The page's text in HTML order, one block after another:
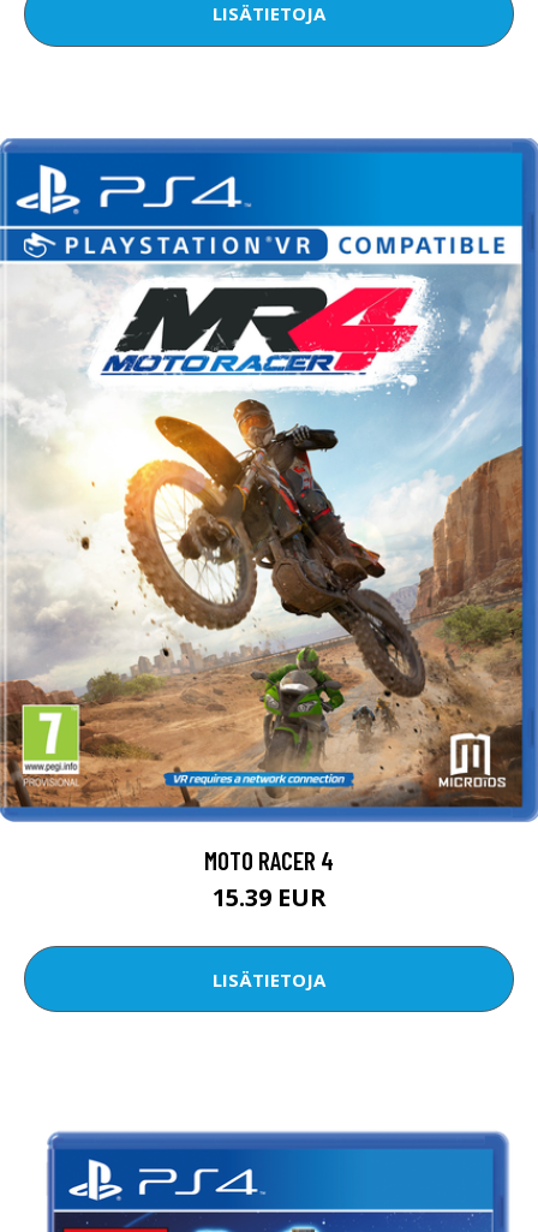
LISÄTIETOJA
MOTO RACER 4
15.39 EUR
LISÄTIETOJA